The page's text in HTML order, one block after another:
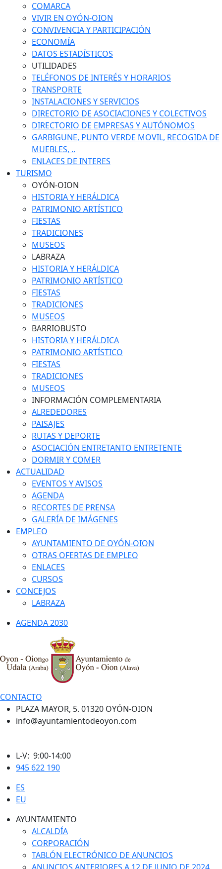
COMARCA
VIVIR EN OYÓN-OION
CONVIVENCIA Y PARTICIPACIÓN
ECONOMÍA
DATOS ESTADÍSTICOS
UTILIDADES
TELÉFONOS DE INTERÉS Y HORARIOS
TRANSPORTE
INSTALACIONES Y SERVICIOS
DIRECTORIO DE ASOCIACIONES Y COLECTIVOS
DIRECTORIO DE EMPRESAS Y AUTÓNOMOS
GARBIGUNE, PUNTO VERDE MOVIL, RECOGIDA DE
MUEBLES, ..
ENLACES DE INTERES
TURISMO
OYÓN-OION
HISTORIA Y HERÁLDICA
PATRIMONIO ARTÍSTICO
FIESTAS
TRADICIONES
MUSEOS
LABRAZA
HISTORIA Y HERÁLDICA
PATRIMONIO ARTÍSTICO
FIESTAS
TRADICIONES
MUSEOS
BARRIOBUSTO
HISTORIA Y HERÁLDICA
PATRIMONIO ARTÍSTICO
FIESTAS
TRADICIONES
MUSEOS
INFORMACIÓN COMPLEMENTARIA
ALREDEDORES
PAISAJES
RUTAS Y DEPORTE
ASOCIACIÓN ENTRETANTO ENTRETENTE
DORMIR Y COMER
ACTUALIDAD
EVENTOS Y AVISOS
AGENDA
RECORTES DE PRENSA
GALERÍA DE IMÁGENES
EMPLEO
AYUNTAMIENTO DE OYÓN-OION
OTRAS OFERTAS DE EMPLEO
ENLACES
CURSOS
CONCEJOS
LABRAZA
AGENDA 2030
CONTACTO
PLAZA MAYOR, 5. 01320 OYÓN-OION
info@ayuntamientodeoyon.com
L-V: 9:00-14:00
945 622 190
ES
EU
AYUNTAMIENTO
ALCALDÍA
CORPORACIÓN
TABLÓN ELECTRÓNICO DE ANUNCIOS